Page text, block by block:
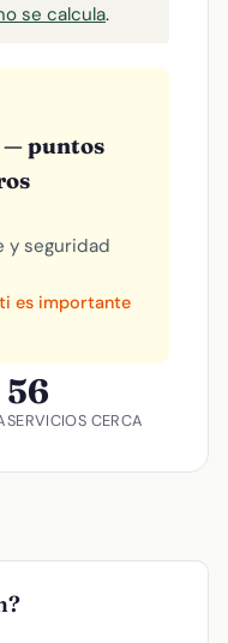
se calcula.
— puntos
y seguridad
es importante
56
SERVICIOS CERCA